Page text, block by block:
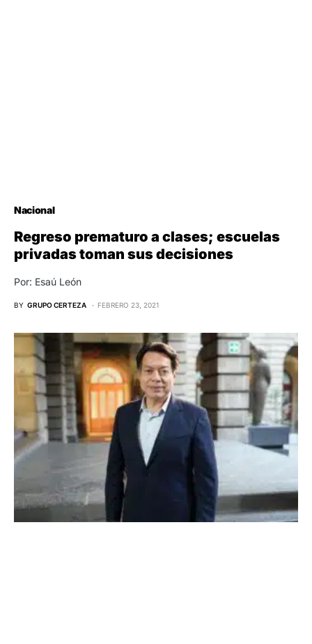
Nacional
Regreso prematuro a clases; escuelas
privadas toman sus decisiones
Por: Esaú León
BY GRUPO CERTEZA FEBRERO 23, 2021